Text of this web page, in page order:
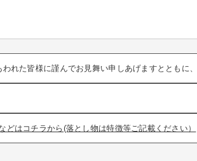
れた皆様に謹んでお見舞い申しあげますとともに
はコチラから(落とし物は特徴等ご記載ください）